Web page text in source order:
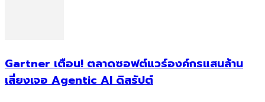
Gartner เตือน! ตลาดซอฟต์แวร์องค์กรแสนล้าน
เสี่ยงเจอ Agentic AI ดิสรัปต์